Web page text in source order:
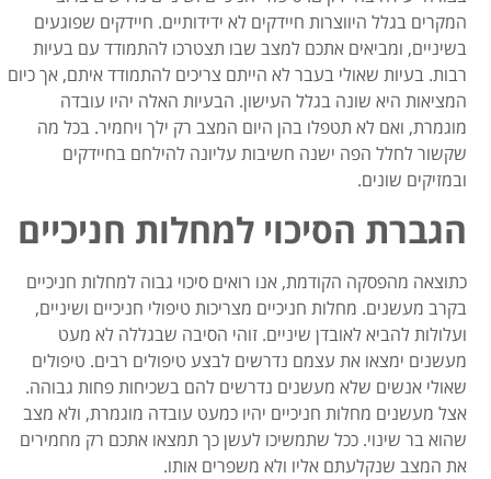
המקרים בגלל היווצרות חיידקים לא ידידותיים. חיידקים שפוגעים
בשיניים, ומביאים אתכם למצב שבו תצטרכו להתמודד עם בעיות
רבות. בעיות שאולי בעבר לא הייתם צריכים להתמודד איתם, אך כיום
המציאות היא שונה בגלל העישון. הבעיות האלה יהיו עובדה
מוגמרת, ואם לא תטפלו בהן היום המצב רק ילך ויחמיר. בכל מה
שקשור לחלל הפה ישנה חשיבות עליונה להילחם בחיידקים
ובמזיקים שונים.
הגברת הסיכוי למחלות חניכיים
כתוצאה מהפסקה הקודמת, אנו רואים סיכוי גבוה למחלות חניכיים
בקרב מעשנים. מחלות חניכיים מצריכות טיפולי חניכיים ושיניים,
ועלולות להביא לאובדן שיניים. זוהי הסיבה שבגללה לא מעט
מעשנים ימצאו את עצמם נדרשים לבצע טיפולים רבים. טיפולים
שאולי אנשים שלא מעשנים נדרשים להם בשכיחות פחות גבוהה.
אצל מעשנים מחלות חניכיים יהיו כמעט עובדה מוגמרת, ולא מצב
שהוא בר שינוי. ככל שתמשיכו לעשן כך תמצאו אתכם רק מחמירים
את המצב שנקלעתם אליו ולא משפרים אותו.